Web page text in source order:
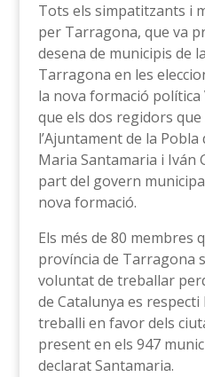
Tots els simpatitzants i
per Tarragona, que va
desena de municipis de
Tarragona en les
la nova formació política
que els dos regidors
l’Ajuntament de la
Maria Santamaria i Iván
part del govern
nova formació.
Els més de 80 membres
província de Tarragona
voluntat de treballar
de Catalunya es
treballi en favor dels
present en els 947
declarat Santamaria.